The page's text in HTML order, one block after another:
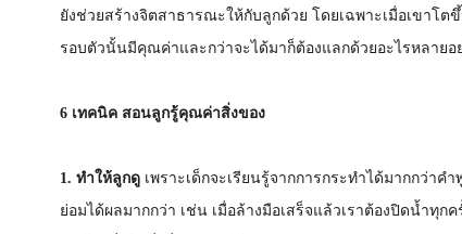
ยังช่วยสร้างจิตสาธารณะให้กับลูกด้วย โดยเฉพาะเมื่อเขาโต
รอบตัวนั้นมีคุณค่าและกว่าจะได้มาก็ต้องแลกด้วยอะไรหลายอ
6 เทคนิค สอนลูกรู้คุณค่าสิ่งของ
1. ทำให้ลูกดู เพราะเด็กจะเรียนรู้จากการกระทำได้มากกว่า
ย่อมได้ผลมากกว่า เช่น เมื่อล้างมือเสร็จแล้วเราต้องปิดน้ำทุก